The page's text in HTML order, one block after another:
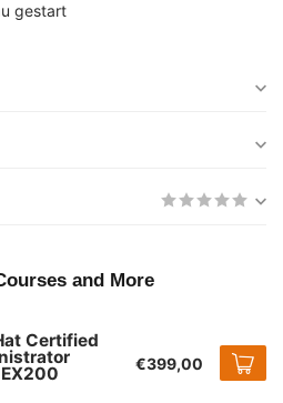
gestart
and More
Certified
€399,00